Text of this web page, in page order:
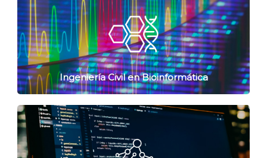
Ingeniería Civil en Bioinformática